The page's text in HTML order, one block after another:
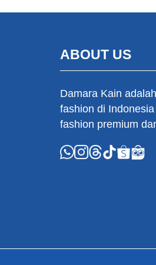
ABOUT US
Damara Kain
fashion di
fashion premium